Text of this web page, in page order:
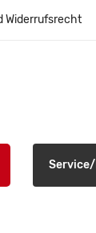
Widerrufsrecht